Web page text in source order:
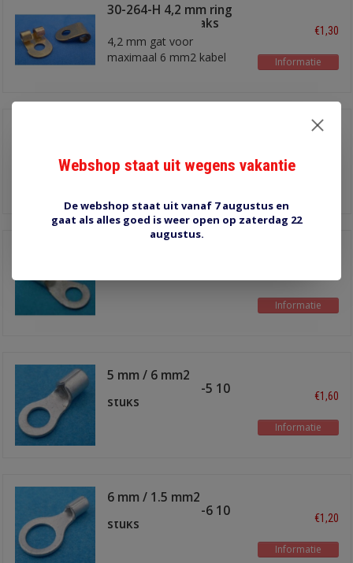
30-264-H 4,2 mm ring
kabelschoen haaks
4,2 mm gat voor
maximaal 6 mm2 kabel
€1,30
Informatie
5,1 mm schroefgat en
voor maximaal 6 mm2
Informatie
5 mm / 6 mm2
soldeeroog TI-6-5 10
stuks
€1,60
Informatie
6 mm / 1.5 mm2
soldeeroog TI-1-6 10
stuks
€1,20
Informatie
Webshop staat uit wegens vakantie
De webshop staat uit vanaf 7 augustus en
gaat als alles goed is weer open op zaterdag 22
augustus.